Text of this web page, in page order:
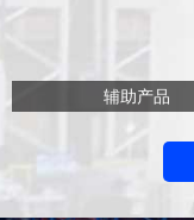
辅助产品